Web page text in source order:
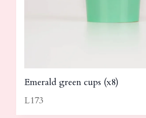
Emerald green cups (x8)
L173